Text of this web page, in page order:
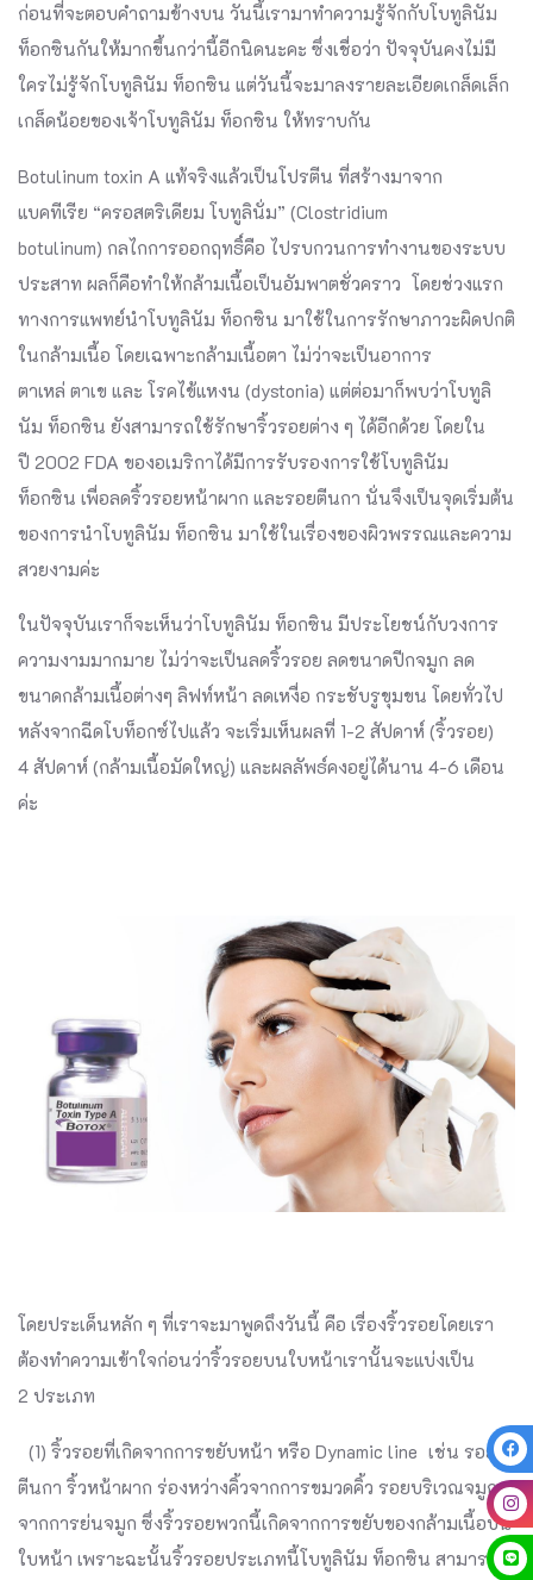
ก่อนที่จะตอบคำถามข้างบน วันนี้เรามาทำความรู้จักกับโบทูลินัม
ท็อกซินกันให้มากขึ้นกว่านี้อีกนิดนะคะ ซึ่งเชื่อว่า ปัจจุบันคงไม่มี
ใครไม่รู้จักโบทูลินัม ท็อกซิน แต่วันนี้จะมาลงรายละเอียดเกล็ดเล็ก
เกล็ดน้อยของเจ้าโบทูลินัม ท็อกซิน ให้ทราบกัน
Botulinum toxin A แท้จริงแล้วเป็นโปรตีน ที่สร้างมาจาก
แบคทีเรีย “ครอสตริเดียม โบทูลินั่ม” (Clostridium
botulinum) กลไกการออกฤทธิ์คือ ไปรบกวนการทํางานของระบบ
ประสาท ผลก็คือทําให้กล้ามเนื้อเป็นอัมพาตชั่วคราว โดยช่วงแรก
ทางการแพทย์นำโบทูลินัม ท็อกซิน มาใช้ในการรักษาภาวะผิดปกติ
ในกล้ามเนื้อ โดยเฉพาะกล้ามเนื้อตา ไม่ว่าจะเป็นอาการ
ตาเหล่ ตาเข และ โรคไข้แหงน (dystonia) แต่ต่อมาก็พบว่าโบทูลิ
นัม ท็อกซิน ยังสามารถใช้รักษาริ้วรอยต่าง ๆ ได้อีกด้วย โดยใน
ปี 2002 FDA ของอเมริกาได้มีการรับรองการใช้โบทูลินัม
ท็อกซิน เพื่อลดริ้วรอยหน้าผาก และรอยตีนกา นั่นจึงเป็นจุดเริ่มต้น
ของการนำโบทูลินัม ท็อกซิน มาใช้ในเรื่องของผิวพรรณและความ
สวยงามค่ะ
ในปัจจุบันเราก็จะเห็นว่าโบทูลินัม ท็อกซิน มีประโยชน์กับวงการ
ความงามมากมาย ไม่ว่าจะเป็นลดริ้วรอย ลดขนาดปีกจมูก ลด
ขนาดกล้ามเนื้อต่างๆ ลิฟท์หน้า ลดเหงื่อ กระชับรูขุมขน โดยทั่วไป
หลังจากฉีดโบท็อกซ์ไปแล้ว จะเริ่มเห็นผลที่ 1-2 สัปดาห์ (ริ้วรอย)
4 สัปดาห์ (กล้ามเนื้อมัดใหญ่) และผลลัพธ์คงอยู่ได้นาน 4-6 เดือน
ค่ะ
โดยประเด็นหลัก ๆ ที่เราจะมาพูดถึงวันนี้ คือ เรื่องริ้วรอยโดยเรา
ต้องทำความเข้าใจก่อนว่าริ้วรอยบนใบหน้าเรานั้นจะแบ่งเป็น
2 ประเภท
(1) ริ้วรอยที่เกิดจากการขยับหน้า หรือ Dynamic line เช่น รอย
ตีนกา ริ้วหน้าผาก ร่องหว่างคิ้วจากการขมวดคิ้ว รอยบริเวณจมูก
จากการย่นจมูก ซึ่งริ้วรอยพวกนี้เกิดจากการขยับของกล้ามเนื้อบน
ใบหน้า เพราะฉะนั้นริ้วรอยประเภทนี้โบทูลินัม ท็อกซิน สามารถ